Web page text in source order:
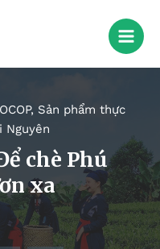
, Sản phẩm thực
Nguyên
chè Phú
xa